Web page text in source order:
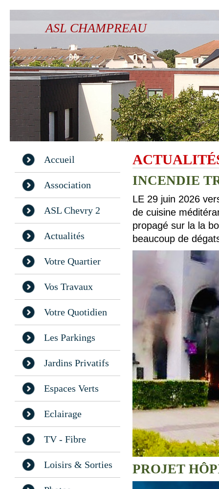
ASL CHAMPREAU
Accueil
Association
ASL Chevry 2
Actualités
Votre Quartier
Vos Travaux
Votre Quotidien
Les Parkings
Jardins Privatifs
Espaces Verts
Eclairage
TV - Fibre
Loisirs & Sorties
INCENDIE
LE 29 juin 2026
de cuisine
propagé sur la la
beaucoup de
PROJET